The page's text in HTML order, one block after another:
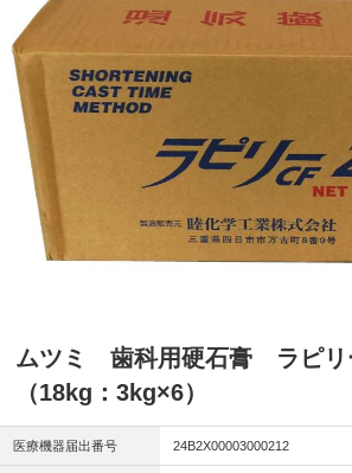
ムツミ 歯科用硬石膏 ラピ
（18kg：3kg×6）
医療機器届出番号 24B2X00003000212